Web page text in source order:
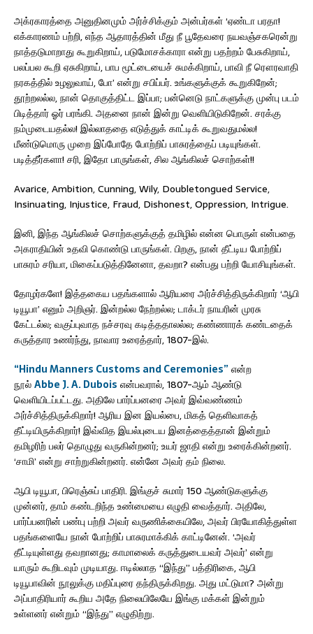
அக்ரகாரத்தை அனுதினமும் அர்ச்சிக்கும் அன்பர்கள் ‘ஏண்டா பரதா!
எக்காரணம் பற்றி, எந்த ஆதாரத்தின் மீது நீ பூதேவரை நயவஞ்சகரென்று
நாத்தடுமாறாது கூறுகிறாய், படுமோசக்காரா என்று பதற்றம் பேசுகிறாய்,
பலப்பல கூறி ஏசுகிறாய், பாப மூட்டையைச் சுமக்கிறாய், பாவி நீ ரௌரவாதி
நரகத்தில் உழலுவாய், போ’ என்று சபிப்பர். உங்களுக்குக் கூறுகிறேன்;
தூற்றலல்ல, நான் தொகுத்திட்ட இப்பா; பன்னெடு நாட்களுக்கு முன்பு படம்
பிடித்தார் ஓர் பரங்கி. அதனை நான் இன்று வெளியிடுகிறேன். சரக்கு
நம்முடையதல்ல! இல்லாததை எடுத்துக் காட்டிக் கூறுவதுமல்ல!
மீண்டுமொரு முறை இப்போதே போற்றிப் பாசுரத்தைப் படியுங்கள்.
படித்தீர்களா! சரி, இதோ பாருங்கள், சில ஆங்கிலச் சொற்கள்!!
Avarice, Ambition, Cunning, Wily, Doubletongued Service,
Insinuating, Injustice, Fraud, Dishonest, Oppression, Intrigue.
இனி, இந்த ஆங்கிலச் சொற்களுக்குத் தமிழில் என்ன பொருள் என்பதை
அகராதியின் உதவி கொண்டு பாருங்கள். பிறகு, நான் தீட்டிய போற்றிப்
பாசுரம் சரியா, மிகைப்படுத்தினேனா, தவறா? என்பது பற்றி யோசியுங்கள்.
தோழர்களே! இத்தகைய பதங்களால் ஆரியரை அர்ச்சித்திருக்கிறார் ‘ஆபி
டியூபா’ எனும் அறிஞர். இன்றல்ல நேற்றல்ல; டாக்டர் நாயரின் முரசு
கேட்டல்ல; வகுப்புவாத நச்சரவு கடித்ததாலல்ல; கண்ணாரக் கண்டதைக்
கருத்தார உணர்ந்து, நாவார உரைத்தார், 1807-இல்.
“Hindu Manners Customs and Ceremonies”என்ற
நூல்Abbe J. A. Dubois என்பவரால், 1807-ஆம் ஆண்டு
வெளியிடப்பட்டது. அதிலே பார்ப்பனரை அவர் இவ்வண்ணம்
அர்ச்சித்திருக்கிறார்! ஆரிய இன இயல்பை, மிகத் தெளிவாகத்
தீட்டியிருக்கிறார்! இவ்வித இயல்புடைய இனத்தைத்தான் இன்றும்
தமிழரிற் பலர் தொழுது வருகின்றனர்; உயர் ஜாதி என்று உரைக்கின்றனர்.
‘சாமி’ என்று சாற்றுகின்றனர். என்னே அவர் தம் நிலை.
ஆபி டியூபா, பிரெஞ்சுப் பாதிரி. இங்குச் சுமார் 150 ஆண்டுகளுக்கு
முன்னர், தாம் கண்டறிந்த உண்மையை எழுதி வைத்தார். அதிலே,
பார்ப்பனரின் பண்பு பற்றி அவர் வருணிக்கையிலே, அவர் பிரயோகித்துள்ள
பதங்களையே நான் போற்றிப் பாசுரமாக்கிக் காட்டினேன். ‘அவர்
தீட்டியுள்ளது தவறானது; காமாலைக் கருத்துடையவர் அவர்’ என்று
யாரும் கூறிடவும் முடியாது. ஈடில்லாத “இந்து” பத்திரிகை, ஆபி
டியூபாவின் நூலுக்கு மதிப்புரை தந்திருக்கிறது. அது மட்டுமா? அன்று
அப்பாதிரியார் கூறிய அதே நிலையிலேயே இங்கு மக்கள் இன்றும்
உள்ளனர் என்றும் “இந்து” எழுதிற்று.